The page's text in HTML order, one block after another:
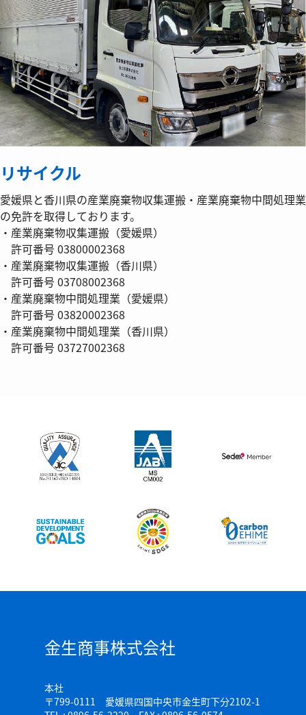
リサイクル
愛媛県と香川県の産業廃棄物収集運搬・産業廃棄物中間処理業
の免許を取得しております。
・産業廃棄物収集運搬（愛媛県）
許可番号 03800002368
・産業廃棄物収集運搬（香川県）
許可番号 03708002368
・産業廃棄物中間処理業（愛媛県）
許可番号 03820002368
・産業廃棄物中間処理業（香川県）
許可番号 03727002368
金生商事株式会社
本社
〒799-0111 愛媛県四国中央市金生町下分2102-1